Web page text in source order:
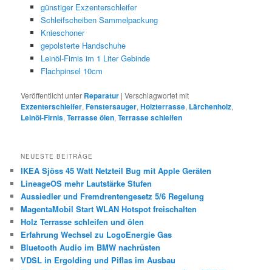
günstiger Exzenterschleifer
Schleifscheiben Sammelpackung
Knieschoner
gepolsterte Handschuhe
Leinöl-Firnis im 1 Liter Gebinde
Flachpinsel 10cm
Veröffentlicht unter Reparatur |Verschlagwortet mit
Exzenterschleifer,Fenstersauger,Holzterrasse, Lärchenholz,
Leinöl-Firnis,Terrasse ölen,Terrasse schleifen
NEUESTE BEITRÄGE
IKEA Sjöss 45 Watt Netzteil Bug mit Apple Geräten
LineageOS mehr Lautstärke Stufen
Aussiedler und Fremdrentengesetz 5/6 Regelung
MagentaMobil Start WLAN Hotspot freischalten
Holz Terrasse schleifen und ölen
Erfahrung Wechsel zu LogoEnergie Gas
Bluetooth Audio im BMW nachrüsten
VDSL in Ergolding und Piflas im Ausbau